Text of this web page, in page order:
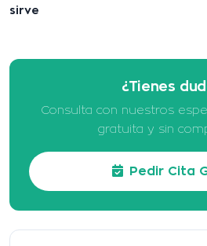
sirve
¿Tienes
Consulta con nuestros
gratuita y sin
Pedir Cita